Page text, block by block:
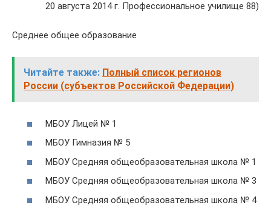
20 августа 2014 г. Профессиональное училище 88)
Среднее общее образование
Читайте также: Полный список регионов
России (субъектов Российской Федерации)
МБОУ Лицей № 1
МБОУ Гимназия № 5
МБОУ Средняя общеобразовательная школа № 1
МБОУ Средняя общеобразовательная школа № 3
МБОУ Средняя общеобразовательная школа № 4